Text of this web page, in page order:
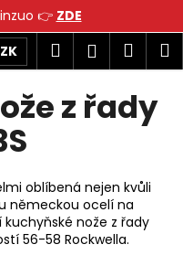
👉 ZDE
Hledat
z řady
oblíbená nejen kvůli
německou ocelí na
nože z řady
56-58 Rockwella.